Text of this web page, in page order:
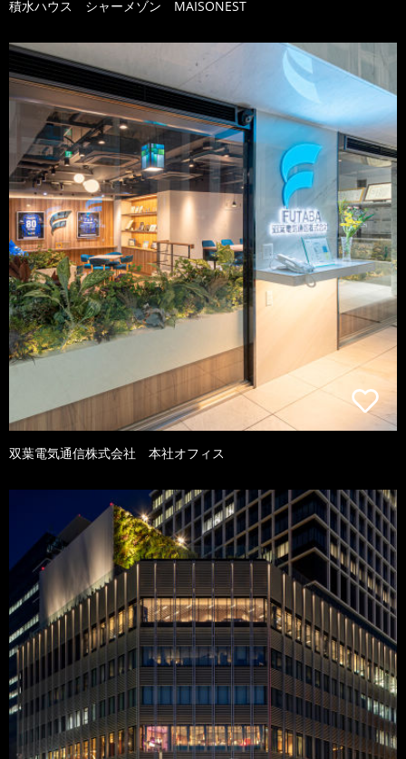
積水ハウス シャーメゾン MAISONEST
双葉電気通信株式会社 本社オフィス